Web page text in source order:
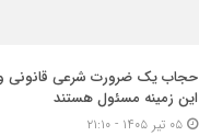
حجاب یک ضرورت شرعی قانونی
این زمینه مسئول هستند
۰۵ تیر ۱۴۰۵ - ۲۱:۱۰